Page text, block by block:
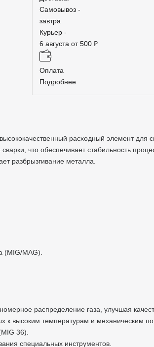
Самовывоз -
завтра
Курьер -
6 августа от 500 ₽
Оплата
Подробнее
расходный элемент для
что обеспечивает стабильность
разбрызгивание металла.
(MIG/MAG).
распределение газа, улучшая
к высоким температурам и механическим
36).
специальных инструментов.